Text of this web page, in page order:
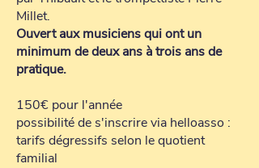
Millet.
Ouvert aux musiciens qui ont un
minimum de deux ans à trois ans de
pratique.
150€ pour l'année
possibilité de s'inscrire via helloasso :
tarifs dégressifs selon le quotient
familial